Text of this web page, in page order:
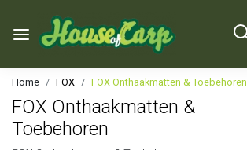
Home FOX FOX Onthaakmatten & Toebehoren
FOX Onthaakmatten &
Toebehoren